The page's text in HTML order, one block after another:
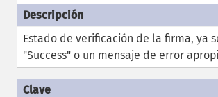
Estado de verificación de la firma, ya
"Success" o un mensaje de error